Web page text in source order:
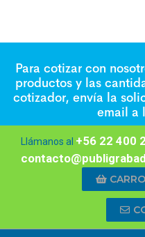
Para cotizar con
productos y las
cotizador, envía la
email a
Llámanos al +56 22 400